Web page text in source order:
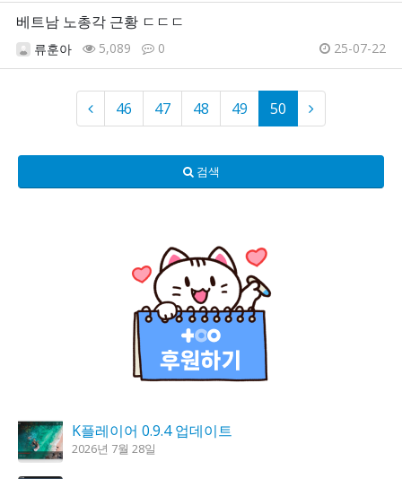
베트남 노총각 근황 ㄷㄷㄷ
류훈아 5,089 0 25-07-22
46 47 48 49 50
검색
K플레이어 0.9.4 업데이트
2026년 7월 28일